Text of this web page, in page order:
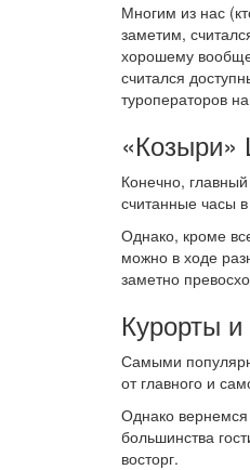
Многим из нас
заметим,
хорошему
считался
туроператоров
Конечно,
считанные часы
Однако, кроме
можно в ходе
заметно
Курорты
Самыми
от главного и
Однако
большинства
восторг.